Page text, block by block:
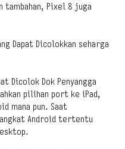
Pixel 8 juga
Dapat Dicolokkan seharga
Dicolok Dok Penyangga
pilihan port ke iPad,
mana pun. Saat
Android tertentu